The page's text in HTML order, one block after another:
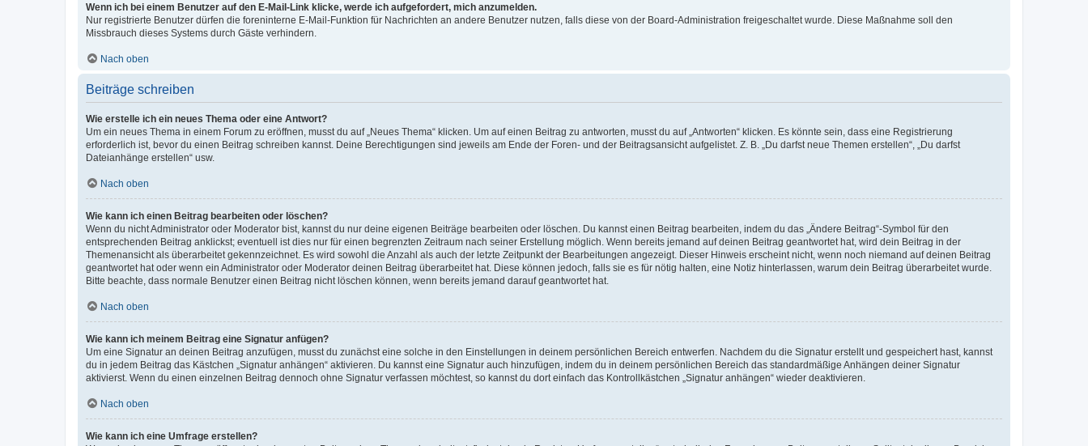
Wenn ich bei einem Benutzer auf den E-Mail-Link klicke, werde ich aufgefordert, mich anzumelden.
Nur registrierte Benutzer dürfen die foreninterne E-Mail-Funktion für Nachrichten an andere Benutzer nutzen, falls diese von der Board-Administration freigeschaltet wurde. Diese Maßnahme soll den
Missbrauch dieses Systems durch Gäste verhindern.
Nach oben
Beiträge schreiben
Wie erstelle ich ein neues Thema oder eine Antwort?
Um ein neues Thema in einem Forum zu eröffnen, musst du auf „Neues Thema“ klicken. Um auf einen Beitrag zu antworten, musst du auf „Antworten“ klicken. Es könnte sein, dass eine Registrierung
erforderlich ist, bevor du einen Beitrag schreiben kannst. Deine Berechtigungen sind jeweils am Ende der Foren- und der Beitragsansicht aufgelistet. Z. B. „Du darfst neue Themen erstellen“, „Du darfst
Dateianhänge erstellen“ usw.
Nach oben
Wie kann ich einen Beitrag bearbeiten oder löschen?
Wenn du nicht Administrator oder Moderator bist, kannst du nur deine eigenen Beiträge bearbeiten oder löschen. Du kannst einen Beitrag bearbeiten, indem du das „Ändere Beitrag“-Symbol für den
entsprechenden Beitrag anklickst; eventuell ist dies nur für einen begrenzten Zeitraum nach seiner Erstellung möglich. Wenn bereits jemand auf deinen Beitrag geantwortet hat, wird dein Beitrag in der
Themenansicht als überarbeitet gekennzeichnet. Es wird sowohl die Anzahl als auch der letzte Zeitpunkt der Bearbeitungen angezeigt. Dieser Hinweis erscheint nicht, wenn noch niemand auf deinen Beitrag
geantwortet hat oder wenn ein Administrator oder Moderator deinen Beitrag überarbeitet hat. Diese können jedoch, falls sie es für nötig halten, eine Notiz hinterlassen, warum dein Beitrag überarbeitet wurde.
Bitte beachte, dass normale Benutzer einen Beitrag nicht löschen können, wenn bereits jemand darauf geantwortet hat.
Nach oben
Wie kann ich meinem Beitrag eine Signatur anfügen?
Um eine Signatur an deinen Beitrag anzufügen, musst du zunächst eine solche in den Einstellungen in deinem persönlichen Bereich entwerfen. Nachdem du die Signatur erstellt und gespeichert hast, kannst
du in jedem Beitrag das Kästchen „Signatur anhängen“ aktivieren. Du kannst eine Signatur auch hinzufügen, indem du in deinem persönlichen Bereich das standardmäßige Anhängen deiner Signatur
aktivierst. Wenn du einen einzelnen Beitrag dennoch ohne Signatur verfassen möchtest, so kannst du dort einfach das Kontrollkästchen „Signatur anhängen“ wieder deaktivieren.
Nach oben
Wie kann ich eine Umfrage erstellen?